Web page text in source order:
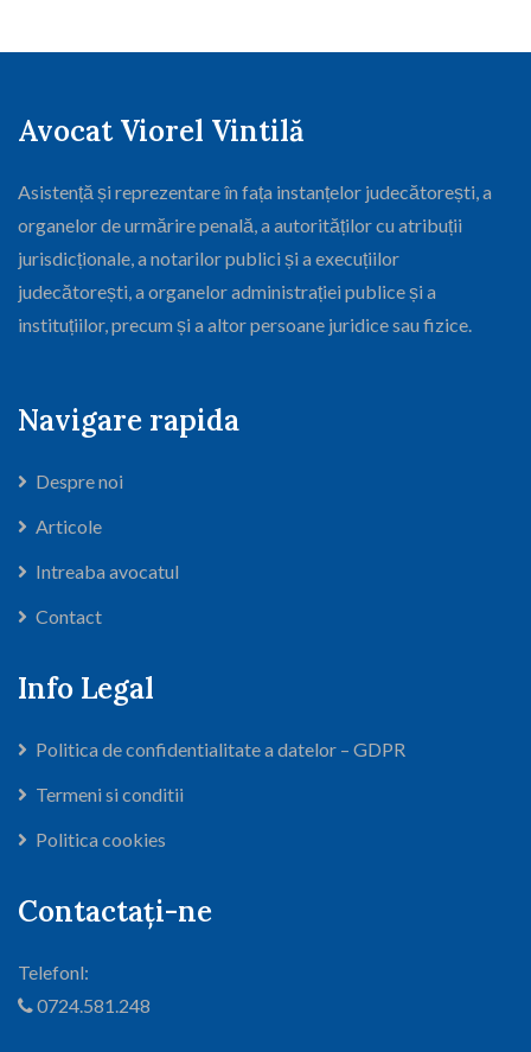
Avocat Viorel Vintilă
Asistență și reprezentare în fața instanțelor judecătorești, a
organelor de urmărire penală, a autorităților cu atribuții
jurisdicționale, a notarilor publici și a execuțiilor
judecătorești, a organelor administrației publice și a
instituțiilor, precum și a altor persoane juridice sau fizice.
Navigare rapida
Despre noi
Articole
Intreaba avocatul
Contact
Info Legal
Politica de confidentialitate a datelor – GDPR
Termeni si conditii
Politica cookies
Contactați-ne
Telefonl:
0724.581.248